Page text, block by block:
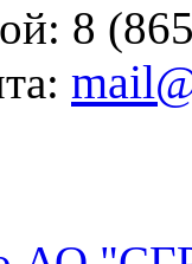
8